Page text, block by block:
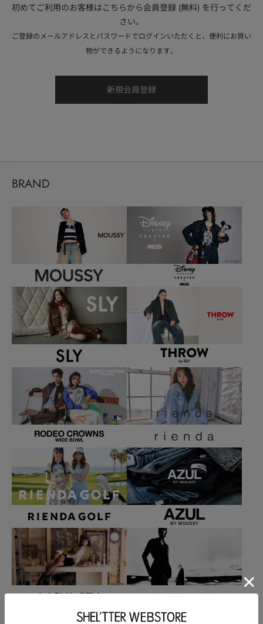
初めてご利用のお客様はこちらから会員登録 (無料) を行ってくだ
さい。
ご登録のメールアドレスとパスワードでログインいただくと、便利にお買い
物ができるようになります。
BRAND